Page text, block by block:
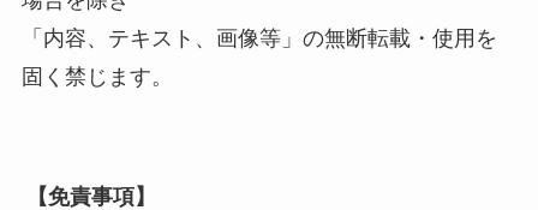
「内容、テキスト、画像等」の無断転載・使用を
固く禁じます。
【免責事項】